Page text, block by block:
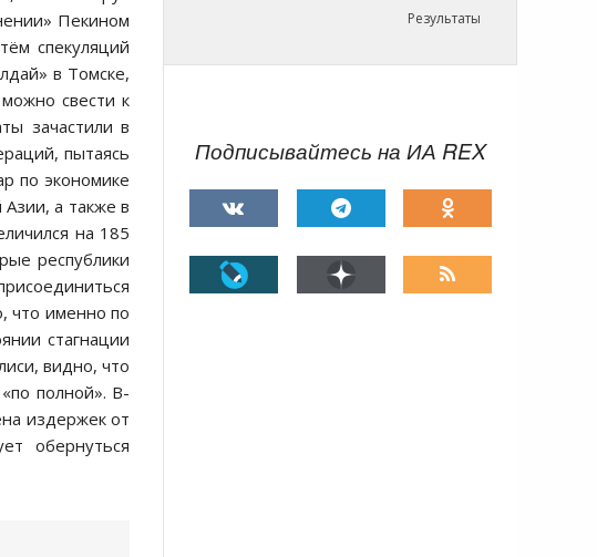
Пекином
спекуляций
в Томске,
свести к
зачастили в
пытаясь
по экономике
а также в
на 185
республики
что именно по
стагнации
видно, что
полной». В-
издержек от
обернуться
Результаты
Подписывайтесь на ИА REX